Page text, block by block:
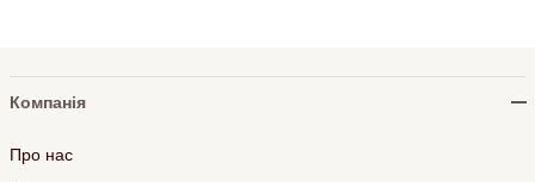
Компанія
Про нас